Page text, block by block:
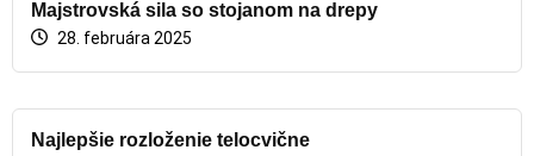
Majstrovská sila so stojanom na drepy
28. februára 2025
Najlepšie rozloženie telocvične